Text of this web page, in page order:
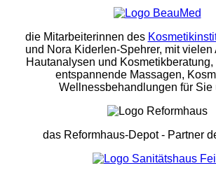
die Mitarbeiterinnen des
und Nora Kiderlen-Spehrer, mit
Hautanalysen und
entspannende Massagen,
Wellnessbehandlungen für Sie
das Reformhaus-Depot- Partner